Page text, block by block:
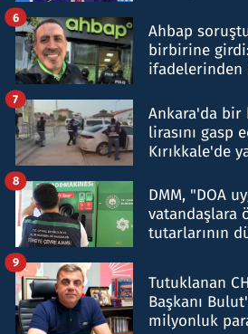
Ahbap
birbirine
ifadelerinden
6
Ankara'da
lirasını gasp
Kırıkkale'de
7
DMM, "DOA
vatandaşlara
tutarlarının
8
Tutuklanan
Başkanı
milyonluk
9